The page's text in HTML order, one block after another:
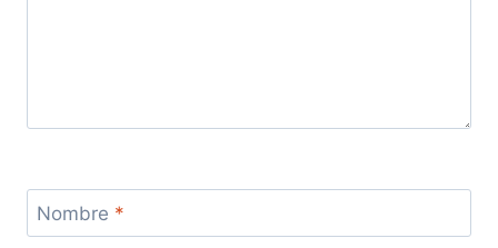
Nombre *